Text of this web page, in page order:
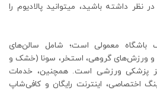
و نوسازی مستمر را در نظر داشته باشید، می‎توانید پالادیوم را
یک باشگاه معمولی است؛ شامل سالن‌های
ورزش‌های گروهی، استخر، سونا (خشک و
پزشکی ورزشی است. همچنین، خدمات
اختصاصی، اینترنت رایگان و کافی‌شاپ